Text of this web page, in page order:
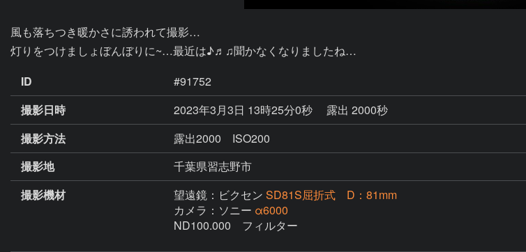
風も落ちつき暖かさに誘われて撮影…
灯りをつけましょぼんぼりに~…最近は♪♬♫聞かなくなりましたね…
ID
#91752
撮影日時
2023年3月3日 13時25分0秒
露出 2000秒
撮影方法
露出2000 ISO200
撮影地
千葉県習志野市
撮影機材
望遠鏡：ビクセン SD81S屈折式 D：81mm
カメラ：ソニー α6000
ND100.000　フィルター